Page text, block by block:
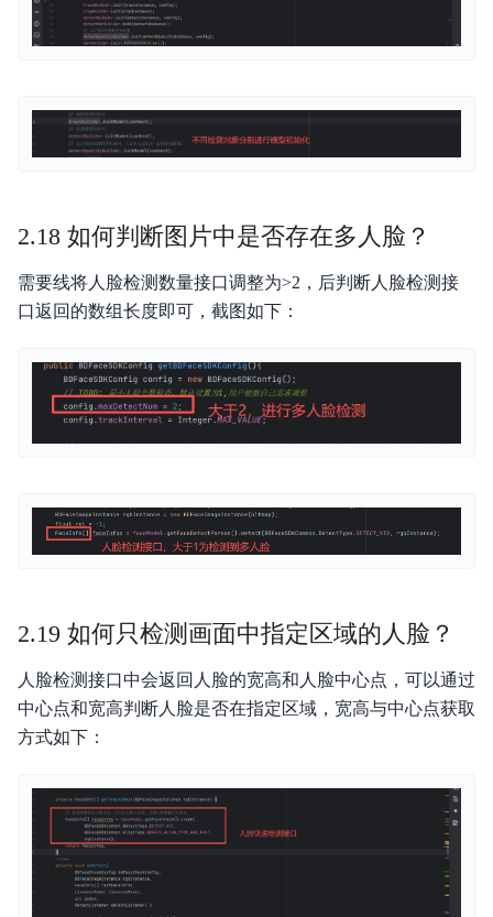
2.18 如何判断图片中是否存在多人脸？
需要线将人脸检测数量接口调整为>2，后判断人脸检测接
口返回的数组长度即可，截图如下：
2.19 如何只检测画面中指定区域的人脸？
人脸检测接口中会返回人脸的宽高和人脸中心点，可以通过
中心点和宽高判断人脸是否在指定区域，宽高与中心点获取
方式如下：